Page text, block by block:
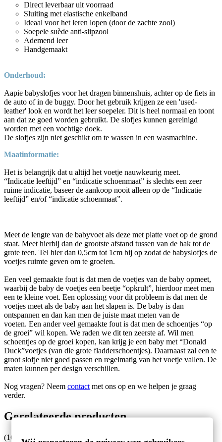
Direct leverbaar uit voorraad
Sluiting met elastische enkelband
Ideaal voor het leren lopen (door de zachte zool)
Soepele suède anti-slipzool
Ademend leer
Handgemaakt
Onderhoud:
Aapie babyslofjes voor het dragen binnenshuis, achter op de fiets in
de auto of in de buggy. Door het gebruik krijgen ze een 'used-
leather' look en wordt het leer soepeler. Dit is heel normaal en toont
aan dat ze goed worden gebruikt. De slofjes kunnen gereinigd
worden met een vochtige doek.
De slofjes zijn nietgeschikt om te wassen in een wasmachine.
Maatinformatie:
Het is belangrijk dat u altijd het voetje nauwkeurig meet.
“Indicatie leeftijd” en “indicatie schoenmaat” is slechts een zeer
ruime indicatie, baseer de aankoop nooit alleen op de “Indicatie
leeftijd” en/of “indicatie schoenmaat”.
Meet de lengte van de babyvoet als deze met platte voet op de grond
staat. Meet hierbij dan de grootste afstand tussen van de hak tot de
grote teen. Tel hier dan 0,5cm tot 1cm bij op zodat de babyslofjes de
voetjes ruimte geven om te groeien.
Een veel gemaakte fout is dat men de voetjes van de baby opmeet,
waarbij de baby de voetjes een beetje “opkrult”, hierdoor meet men
een te kleine voet. Een oplossing voor dit probleem is dat men de
voetjes meet als de baby aan het slapen is. De baby is dan
ontspannen en dan kan men de juiste maat meten van de
voeten. Een ander veel gemaakte fout is dat men de schoentjes “op
de groei” wil kopen. We raden we dit ten zeerste af. Wil men
schoentjes op de groei kopen, kan krijg je een baby met “Donald
Duck”voetjes (van die grote fladderschoentjes). Daarnaast zal een te
groot slofje niet goed passen en regelmatig van het voetje vallen. De
maten kunnen per design verschillen.
Nog vragen? Neem contactmet ons op en we helpen je graag
verder.
Gerelateerde producten
(16 andere producten in deze categorie)